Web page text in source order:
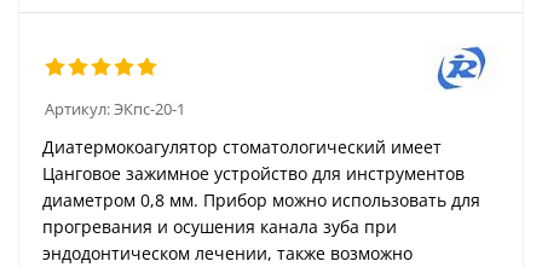
Артикул:ЭКпс-20-1
Диатермокоагулятор стоматологический имеет
Цанговое зажимное устройство для инструментов
диаметром 0,8 мм. Прибор можно использовать для
прогревания и осушения канала зуба при
эндодонтическом лечении, также возможно